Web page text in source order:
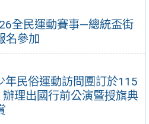
全民運動賽事—總統盃街
名參加
年民俗運動訪問團訂於115
理出國行前公演暨授旗典